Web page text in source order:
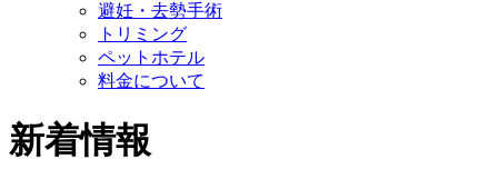
避妊・去勢手術
トリミング
ペットホテル
料金について
新着情報